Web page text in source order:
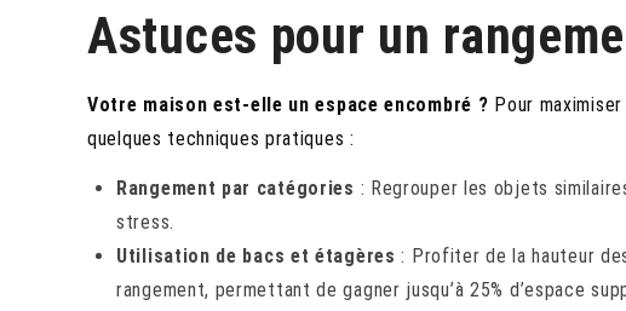
Astuces pour un
Votre maison est-elle un espace encombré ? Pour
quelques techniques pratiques :
Rangement par catégories : Regrouper les objets
stress.
Utilisation de bacs et étagères : Profiter de la hauteur
rangement, permettant de gagner jusqu’à 25% d’espace